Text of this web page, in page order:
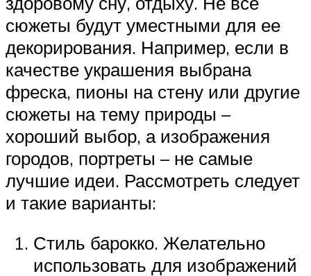
сюжеты будут уместными для ее
декорирования. Например, если в
качестве украшения выбрана
фреска, пионы на стену или другие
сюжеты на тему природы –
хороший выбор, а изображения
городов, портреты – не самые
лучшие идеи. Рассмотреть следует
и такие варианты:
Стиль барокко. Желательно
использовать для изображений